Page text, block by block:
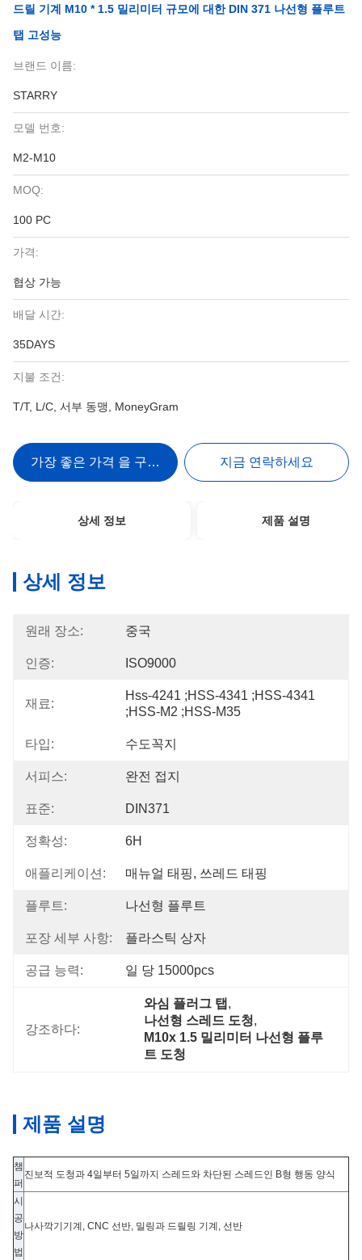
드릴 기계 M10 * 1.5 밀리미터 규모에 대한 DIN 371 나선형 플루트
탭 고성능
브랜드 이름:
STARRY
모델 번호:
M2-M10
MOQ:
100 PC
가격:
협상 가능
배달 시간:
35DAYS
지불 조건:
T/T, L/C, 서부 동맹, MoneyGram
가장 좋은 가격 을 구하라 지금 연락하세요
상세 정보 제품 설명
상세 정보
원래 장소: 중국
인증: ISO9000
재료:
Hss-4241 ;HSS-4341 ;HSS-4341
;HSS-M2 ;HSS-M35
타입: 수도꼭지
서피스: 완전 접지
표준: DIN371
정확성: 6H
애플리케이션: 매뉴얼 태핑, 쓰레드 태핑
플루트: 나선형 플루트
포장 세부 사항: 플라스틱 상자
공급 능력: 일 당 15000pcs
강조하다:
와심 플러그 탭 ,
나선형 스레드 도청,
M10x 1.5 밀리미터 나선형 플루
트 도청
제품 설명
챔
퍼
진보적 도청과 4일부터 5일까지 스레드와 차단된 스레드인 B형 행동 양식
시
공
방
법
나사깍기기계, CNC 선반, 밀링과 드릴링 기계, 선반